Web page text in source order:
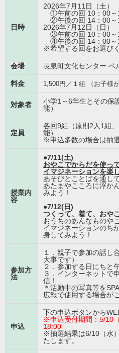
日時
2026年7月11日（土）
①午前の回 10：00～
②午後の回 14：00～
2026年7月12日（日）
③午前の回 10：00～
④午後の回 14：00～
※希望する回をお選び
会場 長泉町文化センター ベ
料金 1,500円／１組 （お子様
対象者
小学1～6年生とその保
能）
定員
各回9組（原則2人1組
能）
※申込多数の場合は抽
授業内
容
●7/11(土)
おやこでからだを使っ
イマジネーションを楽
あそびとことばを通し
あたまやこころに浮か
みよう！
●7/12(日)
つくって、着て、おや
おうちのあんなものや
イマジネーションのち
身してみよう！
参加方
法
１．親子で参加の話し
大事です）
２．参加する日にちと
３．インターネットで
信！
＊活動中の写真等を
広報で使用する場合が
申込
下の申込ボタンから
※申込受付期間：5/10
18:00
※抽選結果は6/10（水
たします。